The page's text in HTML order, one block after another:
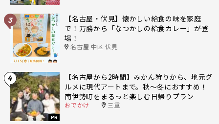
3
【名古屋・伏見】懐かしい給食の味を家庭
で！万勝から「なつかしの給食カレー」が登
場！
名古屋 中区 伏見
4
PR
【名古屋から2時間】みかん狩りから、地元グ
ルメに現代アートまで。秋〜冬におすすめ！
南伊勢町をまるっと楽しむ日帰りプラン
おでかけ 三重